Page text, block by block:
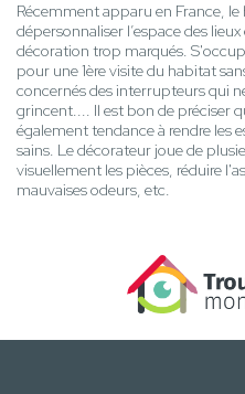
Récemment apparu en France,
dépersonnaliser l’espace des
décoration trop marqués.
pour une 1ère visite du habitat
concernés des interrupteurs qui
grincent.... Il est bon de préciser
également tendance à rendre les
sains. Le décorateur joue de
visuellement les pièces, réduire
mauvaises odeurs, etc.